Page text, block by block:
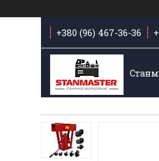
+380 (96) 467-36-36